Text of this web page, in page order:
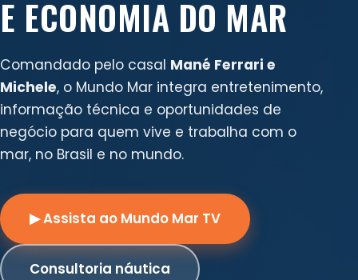
E ECONOMIA DO MAR
Comandado pelo casal Mané Ferrari e
Michele, o Mundo Mar integra entretenimento,
informação técnica e oportunidades de
negócio para quem vive e trabalha com o
mar, no Brasil e no mundo.
▶ Assista ao Mundo Mar TV
Consultoria náutica